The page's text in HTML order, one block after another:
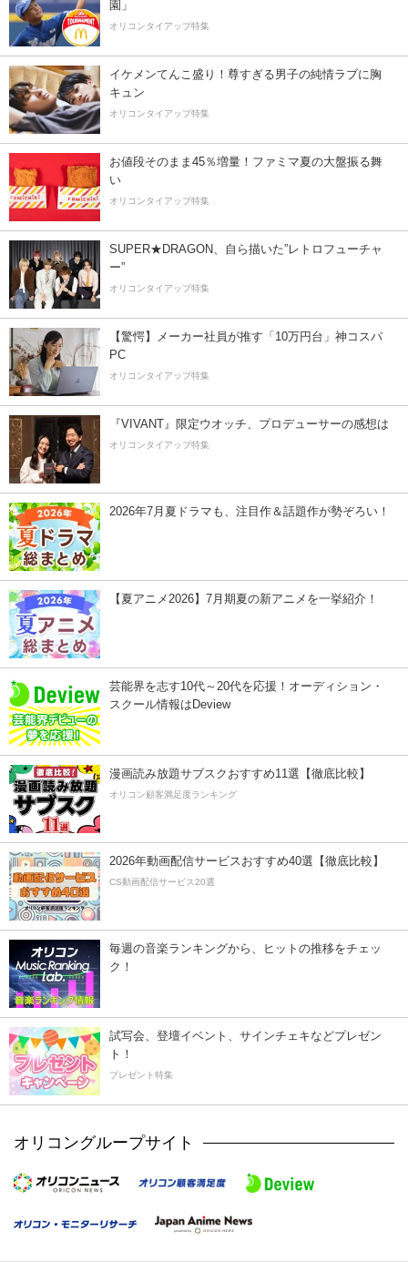
園」
オリコンタイアップ特集
イケメンてんこ盛り！尊すぎる男子の純情ラブに胸
キュン
オリコンタイアップ特集
お値段そのまま45％増量！ファミマ夏の大盤振る舞
い
オリコンタイアップ特集
SUPER★DRAGON、自ら描いた”レトロフューチャ
ー”
オリコンタイアップ特集
【驚愕】メーカー社員が推す「10万円台」神コスパ
PC
オリコンタイアップ特集
『VIVANT』限定ウオッチ、プロデューサーの感想は
オリコンタイアップ特集
2026年7月夏ドラマも、注目作＆話題作が勢ぞろい！
【夏アニメ2026】7月期夏の新アニメを一挙紹介！
芸能界を志す10代～20代を応援！オーディション・
スクール情報はDeview
漫画読み放題サブスクおすすめ11選【徹底比較】
オリコン顧客満足度ランキング
2026年動画配信サービスおすすめ40選【徹底比較】
CS動画配信サービス20選
毎週の音楽ランキングから、ヒットの推移をチェッ
ク！
試写会、登壇イベント、サインチェキなどプレゼン
ト！
プレゼント特集
オリコングループサイト